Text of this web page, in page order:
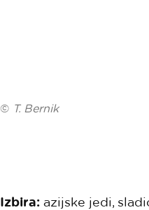
© T. Bernik
Izbira: azijske jedi,